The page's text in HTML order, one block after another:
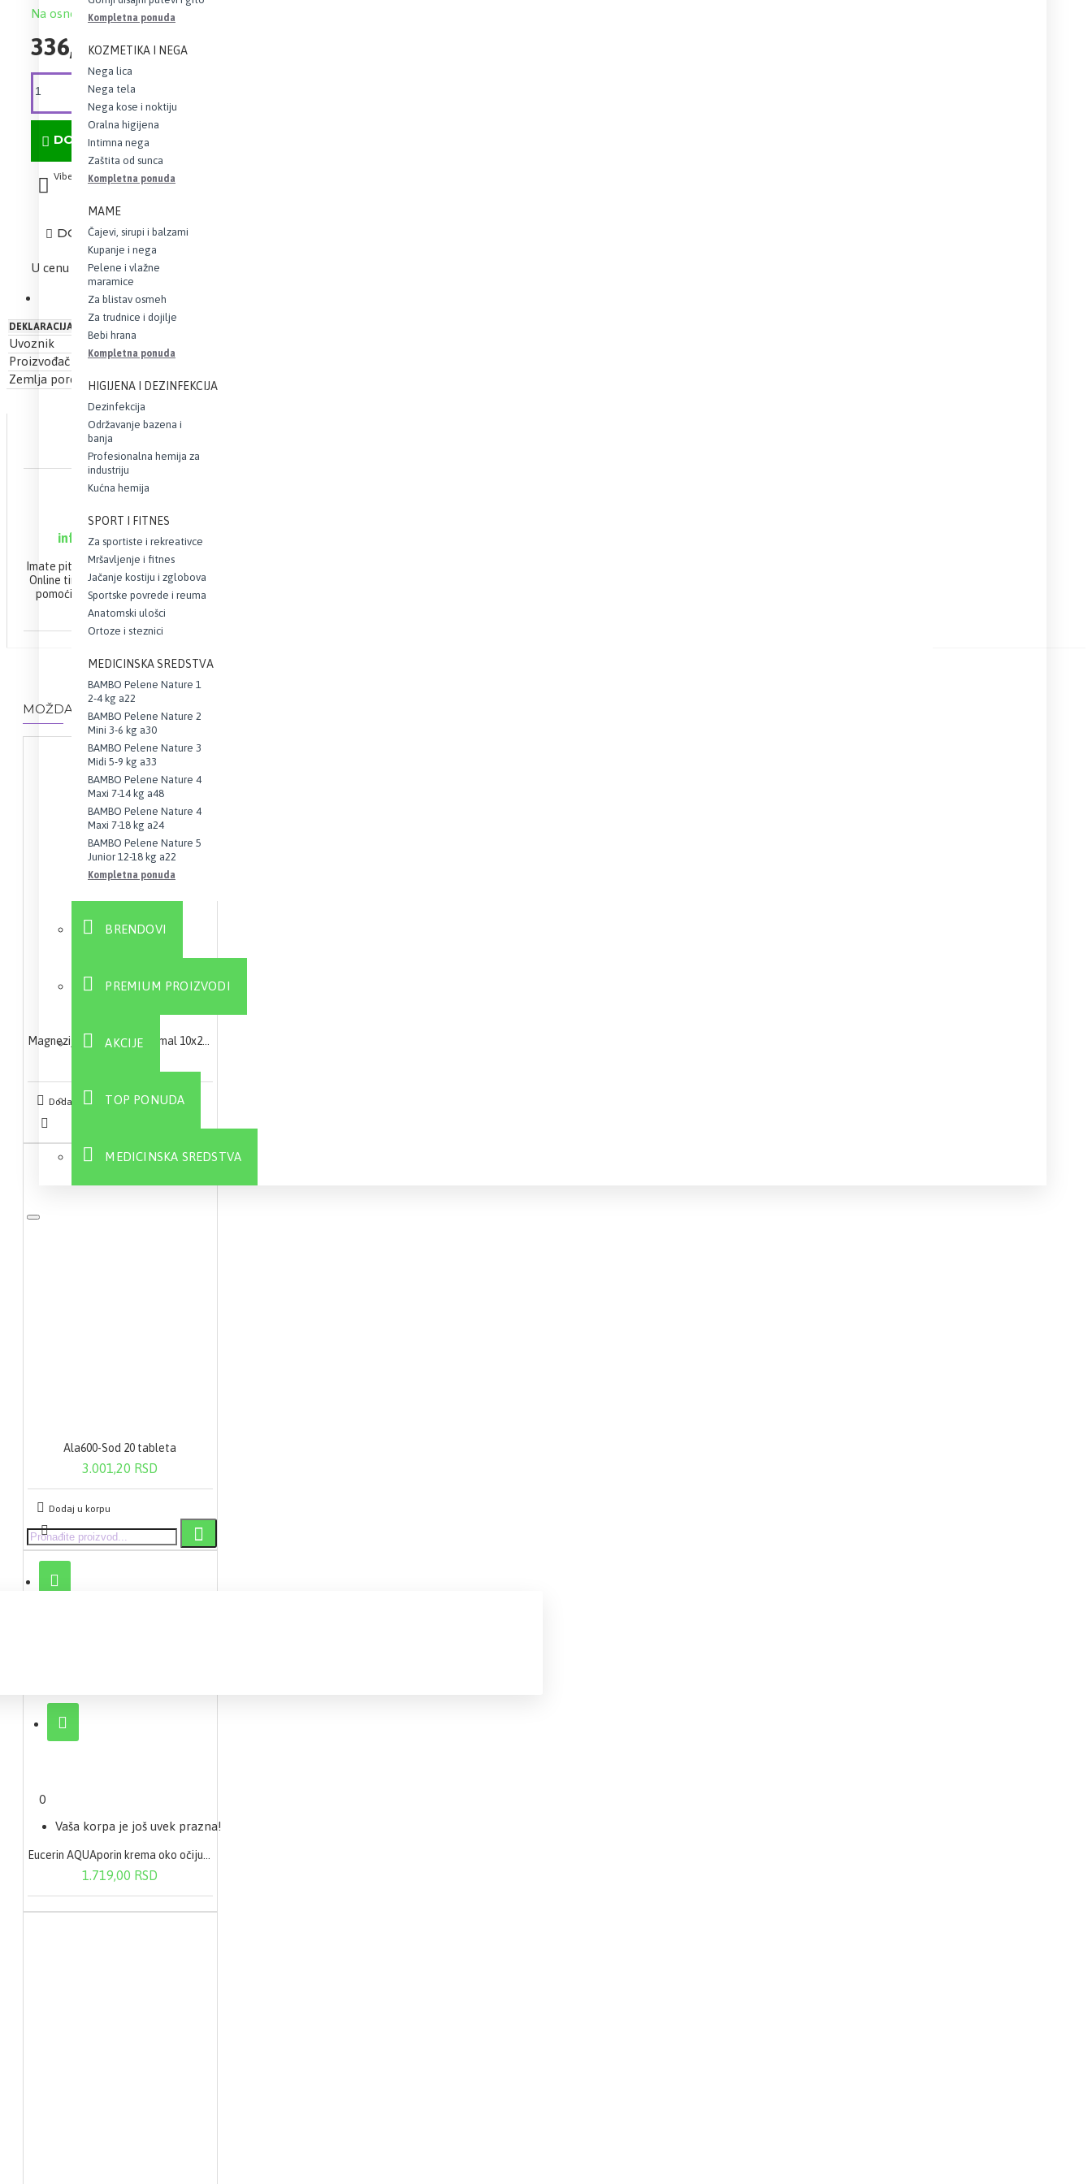
Kompletna ponuda
KOZMETIKA I NEGA
Nega lica
Nega tela
Nega kose i noktiju
Oralna higijena
Intimna nega
Zaštita od sunca
Kompletna ponuda
MAME
Čajevi, sirupi i balzami
Kupanje i nega
Pelene i vlažne
maramice
Za blistav osmeh
Za trudnice i dojilje
Bebi hrana
Kompletna ponuda
HIGIJENA I DEZINFEKCIJA
Dezinfekcija
Održavanje bazena i
banja
Profesionalna hemija za
industriju
Kućna hemija
SPORT I FITNES
Za sportiste i rekreativce
Mršavljenje i fitnes
Jačanje kostiju i zglobova
Sportske povrede i reuma
Anatomski ulošci
Ortoze i steznici
MEDICINSKA SREDSTVA
BAMBO Pelene Nature 1
2-4 kg a22
BAMBO Pelene Nature 2
Mini 3-6 kg a30
BAMBO Pelene Nature 3
Midi 5-9 kg a33
BAMBO Pelene Nature 4
Maxi 7-14 kg a48
BAMBO Pelene Nature 4
Maxi 7-18 kg a24
BAMBO Pelene Nature 5
Junior 12-18 kg a22
Kompletna ponuda
BRENDOVI
PREMIUM PROIZVODI
AKCIJE
TOP PONUDA
MEDICINSKA SREDSTVA
0
Vaša korpa je još uvek prazna!
Na osnovu 0 recenzija. - Napišite recenziju
336,34 RSD
DODAJ U KORPU
Viber Whatsapp
DODAJ U LISTU ŽELJA
U cenu je uračunat iznos PDV-a
DEKLARACIJA
Uvoznik
Evropa Lek Pharma doo
Proizvođač
Sunlife
Zemlja porekla Nemačka
ONLINE PODRŠKA
063 10 21 100
info@webapoteka.rs
Imate pitanja u vezi Vaše narudžbine?
Online tim apoteke Demetra će Vam
pomoći da brzo i efikasno završite
Vašu kupovinu.
MOŽDA VAS ZANIMA I OVO...
Dodaj u korpu
Ala600-Sod 20 tableta
3.001,20 RSD
Dodaj u korpu
1.719,00 RSD